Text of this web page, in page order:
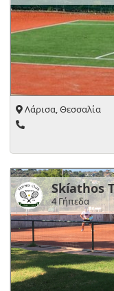
Λάρισα, Θεσσαλία
Skíathos
4 Γήπεδα